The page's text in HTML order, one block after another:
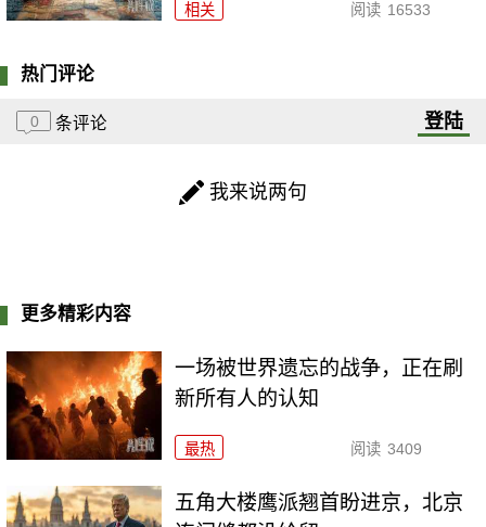
相关 阅读 16533
热门评论
0 条评论 登陆
我来说两句
更多精彩内容
一场被世界遗忘的战争，正在刷
新所有人的认知
最热 阅读 3409
五角大楼鹰派翘首盼进京，北京